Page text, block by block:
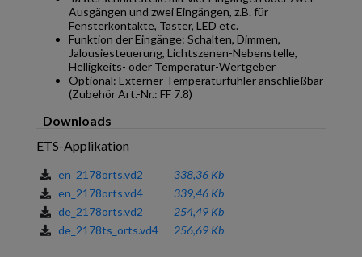
Ausgängen und zwei Eingängen, z.B. für
Fensterkontakte, Taster, LED etc.
Funktion der Eingänge: Schalten, Dimmen,
Jalousiesteuerung, Lichtszenen-Nebenstelle,
Helligkeits- oder Temperatur-Wertgeber
Optional: Externer Temperaturfühler anschließbar
(Zubehör Art.-Nr.: FF 7.8)
Downloads
ETS-Applikation
en_2178orts.vd2
338,36 Kb
en_2178orts.vd4
339,46 Kb
de_2178orts.vd2
254,49 Kb
de_2178ts_orts.vd4
256,69 Kb